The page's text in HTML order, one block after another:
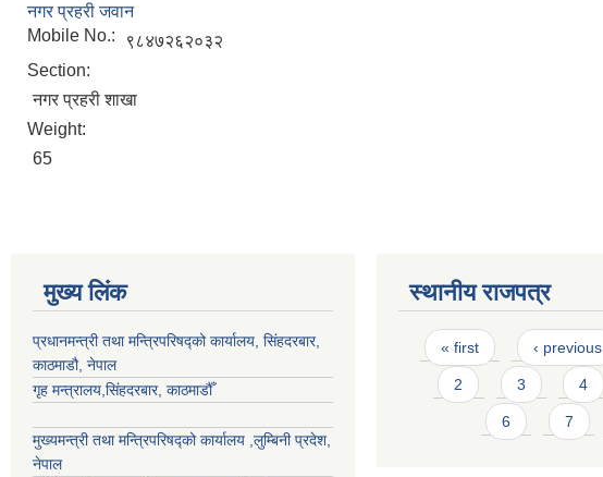
नगर प्रहरी जवान
Mobile No.:
९८४७२६२०३२
Section:
नगर प्रहरी शाखा
Weight:
65
मुख्य लिंक
प्रधानमन्त्री तथा मन्त्रिपरिषद्को कार्यालय, सिंहदरबार,
काठमाडौ, नेपाल
गृह मन्त्रालय,सिंहदरबार, काठमाडौँ
मुख्यमन्त्री तथा मन्त्रिपरिषद्को कार्यालय ,लुम्बिनी प्रदेश,
नेपाल
स्थानीय राजपत्र
Pages
« first ‹ previous
2 3 4
6 7